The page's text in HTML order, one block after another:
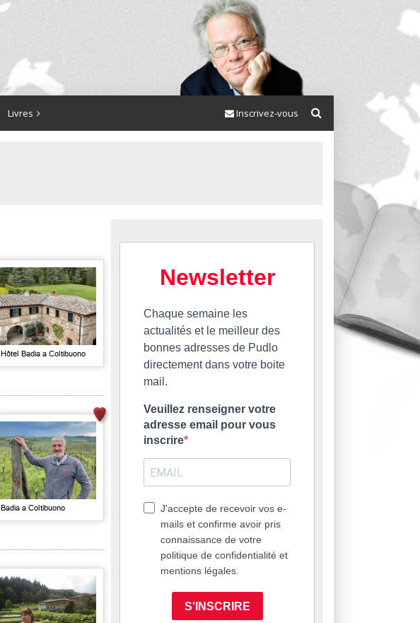
Livres Inscrivez-vous
Hôtel Badia a Coltibuono
Badia a Coltibuono
Newsletter
Chaque semaine les
actualités et le meilleur des
bonnes adresses de Pudlo
directement dans votre boite
mail.
Veuillez renseigner votre
adresse email pour vous
inscrire
J'accepte de recevoir vos e-
mails et confirme avoir pris
connaissance de votre
politique de confidentialité et
mentions légales.
S'INSCRIRE